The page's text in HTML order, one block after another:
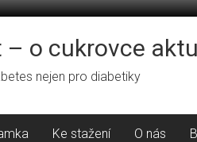
– o cukrovce
nejen pro diabetiky
Ke stažení O nás